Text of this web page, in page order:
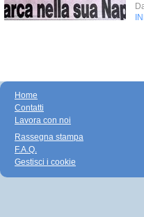
Home
Contatti
Lavora con noi
Rassegna stampa
F.A.Q.
Gestisci i cookie